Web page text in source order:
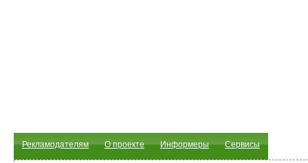
Рекламодателям О проекте Информеры Сервисы